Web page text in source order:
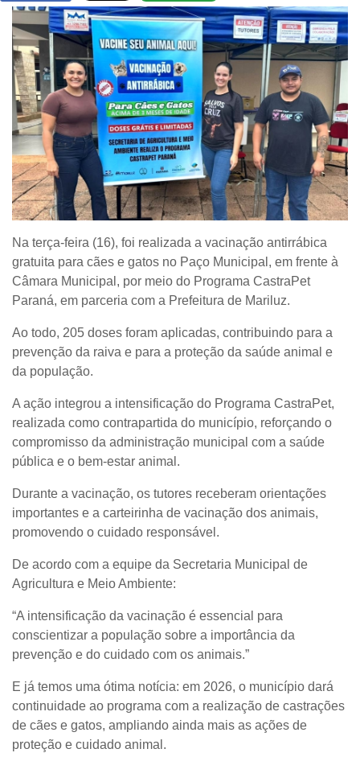
Na terça-feira (16), foi realizada a vacinação antirrábica
gratuita para cães e gatos no Paço Municipal, em frente à
Câmara Municipal, por meio do Programa CastraPet
Paraná, em parceria com a Prefeitura de Mariluz.
Ao todo, 205 doses foram aplicadas, contribuindo para a
prevenção da raiva e para a proteção da saúde animal e
da população.
A ação integrou a intensificação do Programa CastraPet,
realizada como contrapartida do município, reforçando o
compromisso da administração municipal com a saúde
pública e o bem-estar animal.
Durante a vacinação, os tutores receberam orientações
importantes e a carteirinha de vacinação dos animais,
promovendo o cuidado responsável.
De acordo com a equipe da Secretaria Municipal de
Agricultura e Meio Ambiente:
“A intensificação da vacinação é essencial para
conscientizar a população sobre a importância da
prevenção e do cuidado com os animais.”
E já temos uma ótima notícia: em 2026, o município dará
continuidade ao programa com a realização de castrações
de cães e gatos, ampliando ainda mais as ações de
proteção e cuidado animal.